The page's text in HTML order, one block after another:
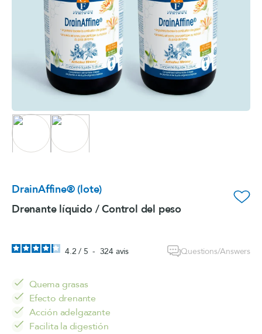
DrainAffine® (lote) favorite_border
Drenante líquido / Control del peso
4.2 / 5 - 324 avis Questions/Answers
Quema grasas
Efecto drenante
Acción adelgazante
Facilita la digestión